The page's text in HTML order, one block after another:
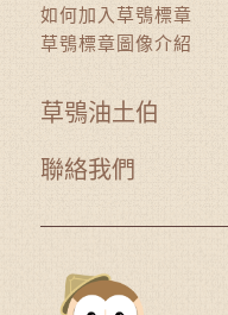
如何加入草鴞標章
草鴞標章圖像介紹
草鴞油土伯
聯絡我們